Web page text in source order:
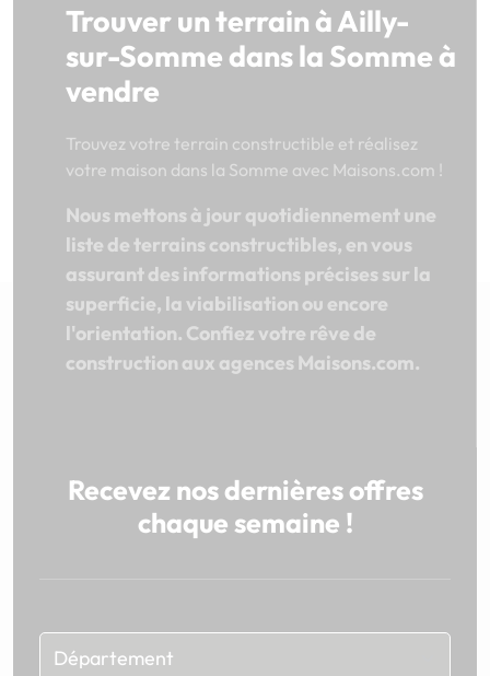
Trouver un terrain à Ailly-
sur-Somme dans la Somme à
vendre
Trouvez votre terrain constructible et réalisez
votre maison dans la Somme avec Maisons.com !
Nous mettons à jour quotidiennement une
liste de terrains constructibles, en vous
assurant des informations précises sur la
superficie, la viabilisation ou encore
l'orientation. Confiez votre rêve de
construction aux agences Maisons.com.
Recevez nos dernières offres
chaque semaine !